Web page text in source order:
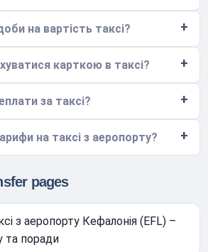
на вартість таксі?
карткою в таксі?
за таксі?
на таксі з аеропорту?
pages
з аеропорту Кефалонія (EFL) –
та поради